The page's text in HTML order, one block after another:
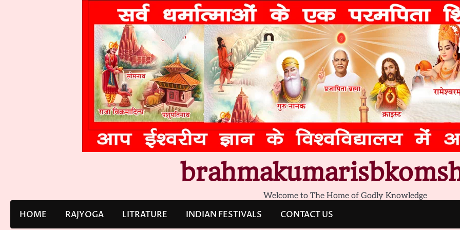
Welcome to The Home of Godly Knowledge
HOME RAJYOGA LITRATURE INDIAN FESTIVALS CONTACT US